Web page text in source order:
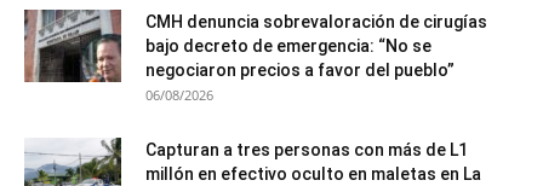
CMH denuncia sobrevaloración de cirugías
bajo decreto de emergencia: “No se
negociaron precios a favor del pueblo”
06/08/2026
Capturan a tres personas con más de L1
millón en efectivo oculto en maletas en La